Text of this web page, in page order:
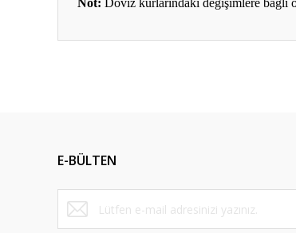
Not: Döviz kurlarındaki değişimlere bağlı
Ürün bilgilerinde hatalar bulunuyor.
Ürün fiyatı diğer sitelerden daha pahalı.
Bu ürüne benzer farklı alternatifler olmalı.
E-BÜLTEN